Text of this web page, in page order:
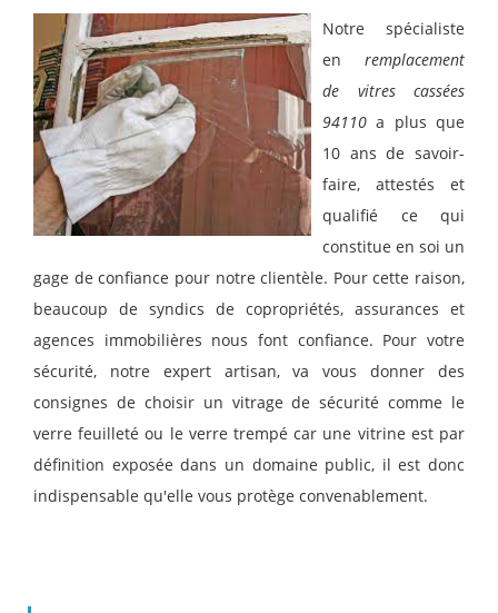
Notre spécialiste
en remplacement
de vitres cassées
94110 a plus que
10 ans de savoir-
faire, attestés et
qualifié ce qui
constitue en soi un
gage de confiance pour notre clientèle. Pour cette raison,
beaucoup de syndics de copropriétés, assurances et
agences immobilières nous font confiance. Pour votre
sécurité, notre expert artisan, va vous donner des
consignes de choisir un vitrage de sécurité comme le
verre feuilleté ou le verre trempé car une vitrine est par
définition exposée dans un domaine public, il est donc
indispensable qu'elle vous protège convenablement.